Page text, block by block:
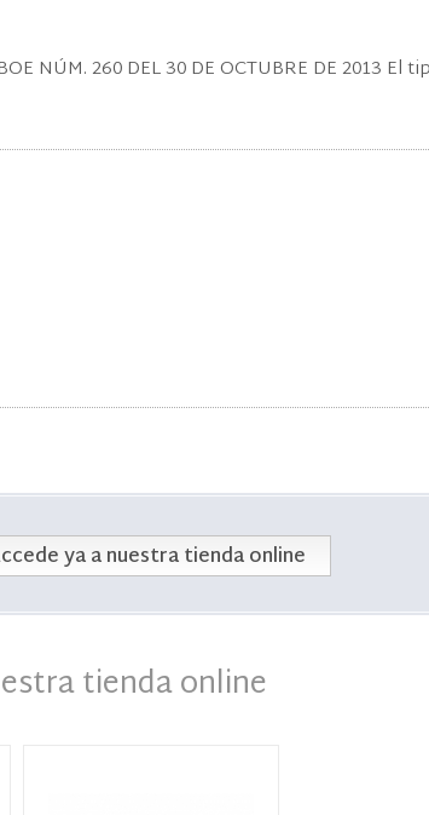
NÚM. 260 DEL 30 DE OCTUBRE DE 2013
ya a nuestra tienda online
tienda online